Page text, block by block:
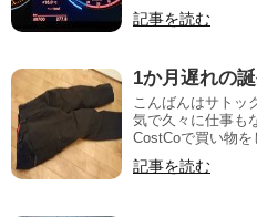
記事を読む
1か月遅れの
こんばんはサトッ
気で久々に仕事も
CostCoで買い物を
記事を読む